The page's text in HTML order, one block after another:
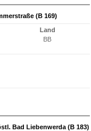
(B 169)
Land
BB
Bad Liebenwerda (B 183)